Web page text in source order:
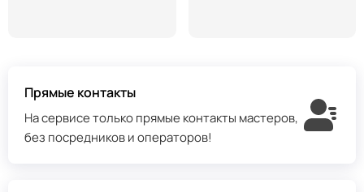
Прямые контакты
На сервисе только прямые контакты мастеров,
без посредников и операторов!